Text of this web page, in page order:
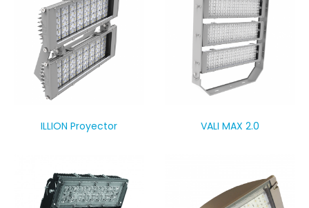
ILLION Proyector VALI MAX 2.0